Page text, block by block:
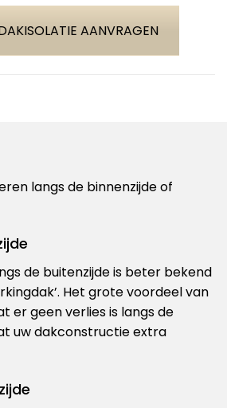
AANVRAGEN
langs de binnenzijde of
de buitenzijde is beter bekend
Het grote voordeel van
er geen verlies is langs de
uw dakconstructie extra